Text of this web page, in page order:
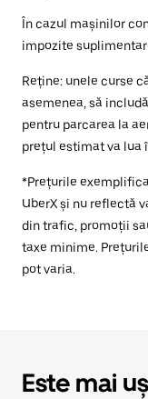
În cazul mașinilor
impozite
Reține: unele curse
asemenea, să
pentru parcarea la
prețul estimat va lua
*Prețurile
UberX și nu reflectă
din trafic, promoții
taxe minime.
pot varia.
Este mai